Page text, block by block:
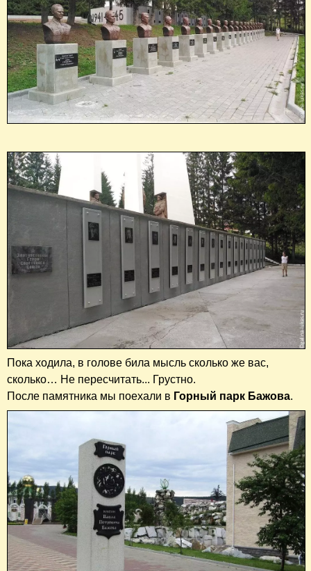
Пока ходила, в голове била мысль сколько же вас,
сколько… Не пересчитать... Грустно.
После памятника мы поехали в Горный парк Бажова.